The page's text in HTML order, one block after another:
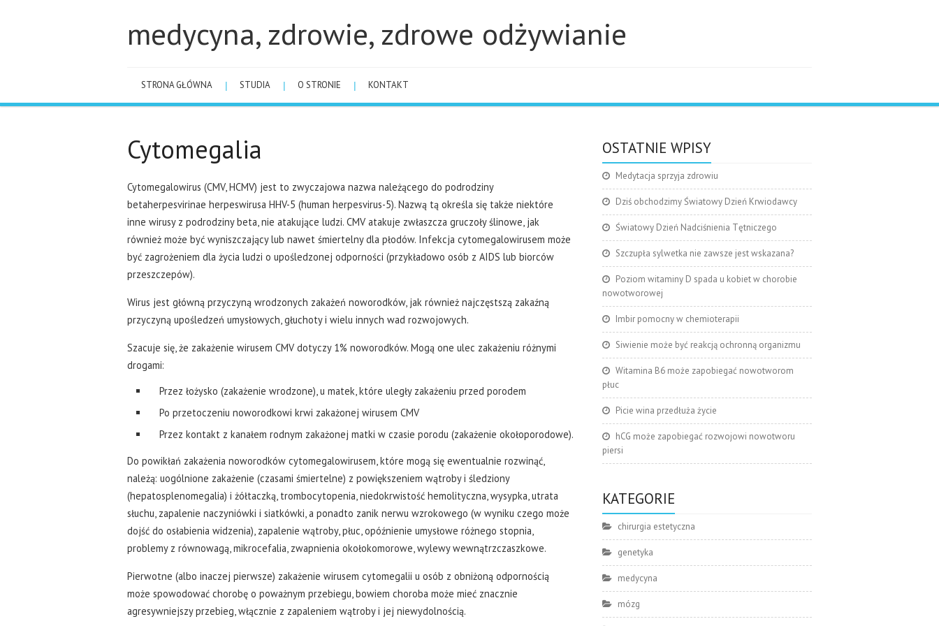
medycyna, zdrowie, zdrowe odżywianie
STRONA GŁÓWNA STUDIA O STRONIE KONTAKT
Cytomegalia
Cytomegalowirus (CMV, HCMV) jest to zwyczajowa nazwa należącego do podrodziny
betaherpesvirinae herpeswirusa HHV-5 (human herpesvirus-5). Nazwą tą określa się także niektóre
inne wirusy z podrodziny beta, nie atakujące ludzi. CMV atakuje zwłaszcza gruczoły ślinowe, jak
również może być wyniszczający lub nawet śmiertelny dla płodów. Infekcja cytomegalowirusem może
być zagrożeniem dla życia ludzi o upośledzonej odporności (przykładowo osób z AIDS lub biorców
przeszczepów).
Wirus jest główną przyczyną wrodzonych zakażeń noworodków, jak również najczęstszą zakaźną
przyczyną upośledzeń umysłowych, głuchoty i wielu innych wad rozwojowych.
Szacuje się, że zakażenie wirusem CMV dotyczy 1% noworodków. Mogą one ulec zakażeniu różnymi
drogami:
Przez łożysko (zakażenie wrodzone), u matek, które uległy zakażeniu przed porodem
Po przetoczeniu noworodkowi krwi zakażonej wirusem CMV
Przez kontakt z kanałem rodnym zakażonej matki w czasie porodu (zakażenie okołoporodowe).
Do powikłań zakażenia noworodków cytomegalowirusem, które mogą się ewentualnie rozwinąć,
należą: uogólnione zakażenie (czasami śmiertelne) z powiększeniem wątroby i śledziony
(hepatosplenomegalia) i żółtaczką, trombocytopenia, niedokrwistość hemolityczna, wysypka, utrata
słuchu, zapalenie naczyniówki i siatkówki, a ponadto zanik nerwu wzrokowego (w wyniku czego może
dojść do osłabienia widzenia), zapalenie wątroby, płuc, opóźnienie umysłowe różnego stopnia,
problemy z równowagą, mikrocefalia, zwapnienia okołokomorowe, wylewy wewnątrzczaszkowe.
Pierwotne (albo inaczej pierwsze) zakażenie wirusem cytomegalii u osób z obniżoną odpornością
może spowodować chorobę o poważnym przebiegu, bowiem choroba może mieć znacznie
agresywniejszy przebieg, włącznie z zapaleniem wątroby i jej niewydolnością.
OSTATNIE WPISY
Medytacja sprzyja zdrowiu
Dziś obchodzimy Światowy Dzień Krwiodawcy
Światowy Dzień Nadciśnienia Tętniczego
Szczupła sylwetka nie zawsze jest wskazana?
Poziom witaminy D spada u kobiet w chorobie
nowotworowej
Imbir pomocny w chemioterapii
Siwienie może być reakcją ochronną organizmu
Witamina B6 może zapobiegać nowotworom
płuc
Picie wina przedłuża życie
hCG może zapobiegać rozwojowi nowotworu
piersi
KATEGORIE
chirurgia estetyczna
genetyka
medycyna
mózg